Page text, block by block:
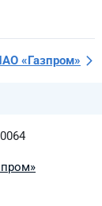
«Газпром»